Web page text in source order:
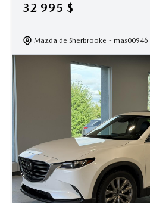
32 995 $
Mazda de Sherbrooke - mas00946